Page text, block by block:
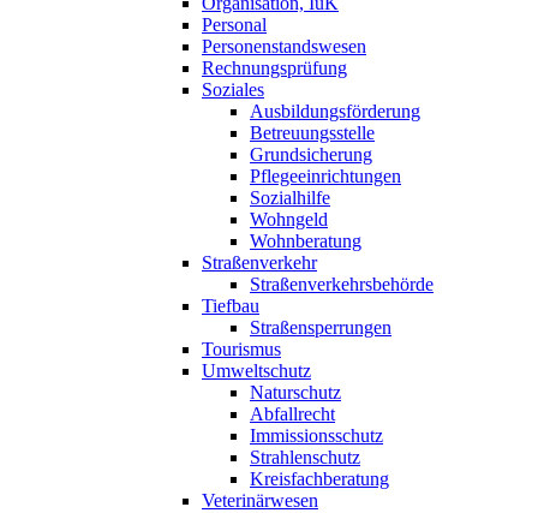
Personal
Personenstandswesen
Rechnungsprüfung
Soziales
Ausbildungsförderung
Betreuungsstelle
Grundsicherung
Pflegeeinrichtungen
Sozialhilfe
Wohngeld
Wohnberatung
Straßenverkehr
Straßenverkehrsbehörde
Tiefbau
Straßensperrungen
Tourismus
Umweltschutz
Naturschutz
Abfallrecht
Immissionsschutz
Strahlenschutz
Kreisfachberatung
Veterinärwesen